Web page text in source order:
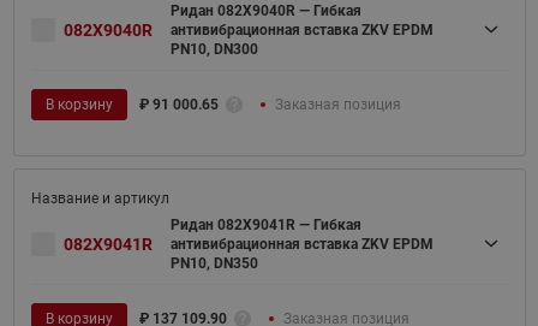
082X9040R
Ридан 082X9040R — Гибкая
антивибрационная вставка ZKV EPDM
PN10, DN300
В корзину ₽ 91 000.65 Заказная позиция
082X9041R
Ридан 082X9041R — Гибкая
антивибрационная вставка ZKV EPDM
PN10, DN350
В корзину ₽ 137 109.90 Заказная позиция